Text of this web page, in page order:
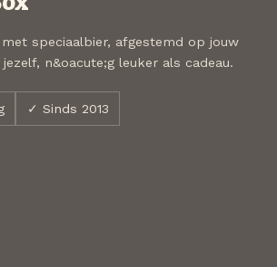
speciaalbier, afgestemd op jouw
n&oacute;g leuker als cadeau.
✓ Sinds 2013